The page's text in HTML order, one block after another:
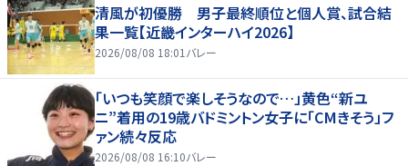
清風が初優勝 男子最終順位と個人賞、試合結
果一覧【近畿インターハイ2026】
2026/08/08 18:01 バレー
「いつも笑顔で楽しそうなので…」黄色“新ユ
ニ”着用の19歳バドミントン女子に「CMきそう」フ
ァン続々反応
2026/08/08 16:10バレー